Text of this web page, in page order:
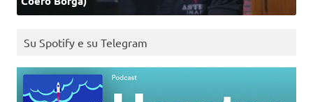
Su Spotify e su Telegram